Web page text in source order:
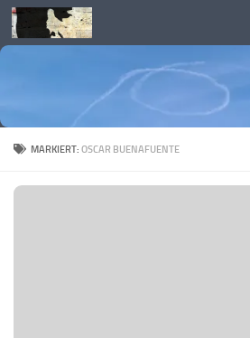
Skip to content
MARKIERT:OSCAR BUENAFUENTE